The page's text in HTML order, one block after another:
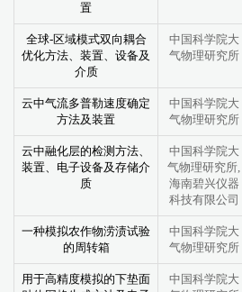
置
全球-区域模式双向耦合
优化方法、装置、设备及
介质
中国科学院大
气物理研究所
云中气流多普勒速度确定
方法及装置
中国科学院大
气物理研究所
云中融化层的检测方法、
装置、电子设备及存储介
质
中国科学院大
气物理研究所,
海南碧兴仪器
科技有限公司
一种模拟农作物涝渍试验
的周转箱
中国科学院大
气物理研究所
用于高精度模拟的下垫面
中国科学院大